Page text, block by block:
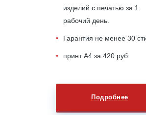
изделий с печатью за 1
рабочий день.
Гарантия не менее 30
принт А4 за 420 руб.
Подробнее